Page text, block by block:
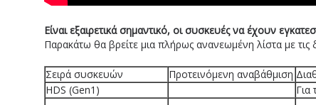
Είναι εξαιρετικά σημαντικό, οι συσκευές να έχουν
Παρακάτω θα βρείτε μια πλήρως ανανεωμένη λίστα με
Σειρά συσκευών Προτεινόμενη αναβάθμιση
HDS (Gen1)
Για